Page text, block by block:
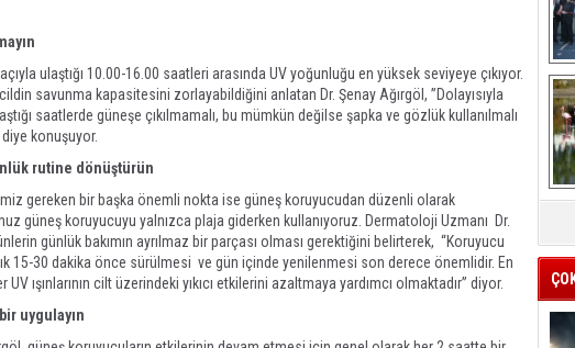
ulaştığı 10.00-16.00 saatleri arasında UV yoğunluğu en yüksek seviyeye çıkıyor.
cildin savunma kapasitesini zorlayabildiğini anlatan Dr. Şenay Ağırgöl, ”Dolayısıyla
saatlerde güneşe çıkılmamalı, bu mümkün değilse şapka ve gözlük kullanılmalı
konuşuyor.
rutine dönüştürün
gereken bir başka önemli nokta ise güneş koruyucudan düzenli olarak
güneş koruyucuyu yalnızca plaja giderken kullanıyoruz. Dermatoloji Uzmanı Dr.
günlük bakımın ayrılmaz bir parçası olması gerektiğini belirterek, “Koruyucu
15-30 dakika önce sürülmesi ve gün içinde yenilenmesi son derece önemlidir. En
ışınlarının cilt üzerindeki yıkıcı etkilerini azaltmaya yardımcı olmaktadır” diyor.
uygulayın